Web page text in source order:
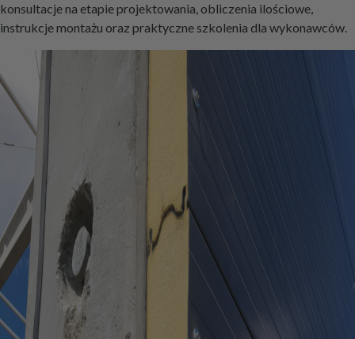
konsultacje na etapie projektowania, obliczenia ilościowe,
instrukcje montażu oraz praktyczne szkolenia dla wykonawców.